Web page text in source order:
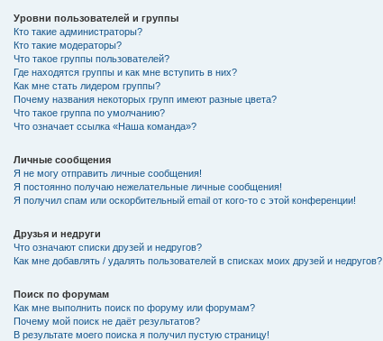
Уровни пользователей и группы
Кто такие администраторы?
Кто такие модераторы?
Что такое группы пользователей?
Где находятся группы и как мне вступить в них?
Как мне стать лидером группы?
Почему названия некоторых групп имеют разные цвета?
Что такое группа по умолчанию?
Что означает ссылка «Наша команда»?
Личные сообщения
Я не могу отправить личные сообщения!
Я постоянно получаю нежелательные личные сообщения!
Я получил спам или оскорбительный email от кого-то с этой конференции!
Друзья и недруги
Что означают списки друзей и недругов?
Как мне добавлять / удалять пользователей в списках моих друзей и недругов?
Поиск по форумам
Как мне выполнить поиск по форуму или форумам?
Почему мой поиск не даёт результатов?
В результате моего поиска я получил пустую страницу!